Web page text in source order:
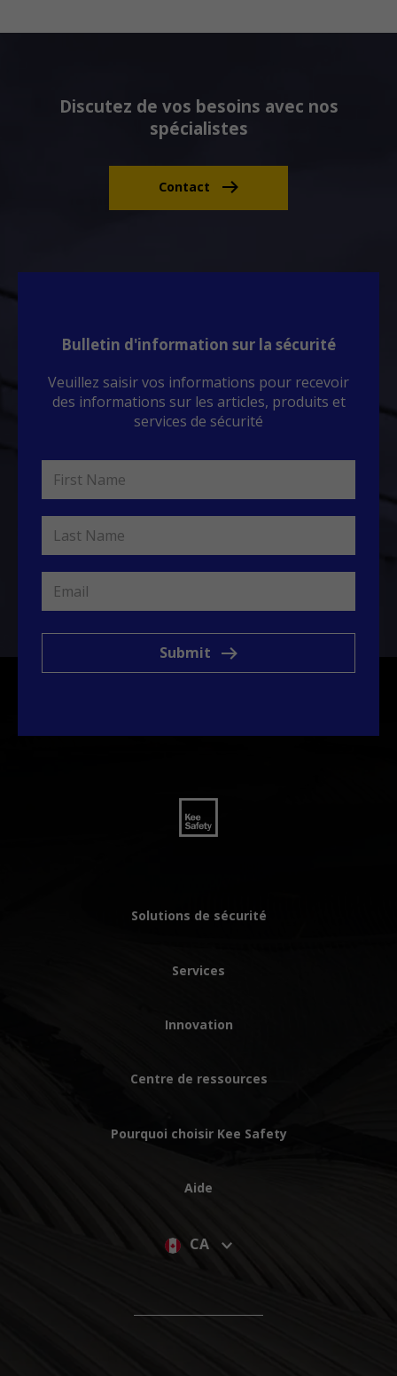
Discutez de vos besoins avec nos
spécialistes
Contact
Bulletin d'information sur la sécurité
Veuillez saisir vos informations pour recevoir
des informations sur les articles, produits et
services de sécurité
Submit
Solutions de sécurité
Services
Innovation
Centre de ressources
Pourquoi choisir Kee Safety
Aide
CA